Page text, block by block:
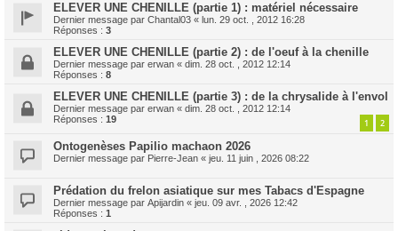
ELEVER UNE CHENILLE (partie 1) : matériel nécessaire
Dernier message par Chantal03 « lun. 29 oct. , 2012 16:28
Réponses : 3
ELEVER UNE CHENILLE (partie 2) : de l'oeuf à la chenille
Dernier message par erwan « dim. 28 oct. , 2012 12:14
Réponses : 8
ELEVER UNE CHENILLE (partie 3) : de la chrysalide à l'envol
Dernier message par erwan « dim. 28 oct. , 2012 12:14
Réponses : 19 1 2
Ontogenèses Papilio machaon 2026
Dernier message par Pierre-Jean « jeu. 11 juin , 2026 08:22
Prédation du frelon asiatique sur mes Tabacs d'Espagne
Dernier message par Apijardin « jeu. 09 avr. , 2026 12:42
Réponses : 1